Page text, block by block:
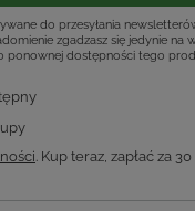
do przesyłania
zgadzasz się jedynie na
ponownej dostępności tego
. Kup teraz, zapłać za